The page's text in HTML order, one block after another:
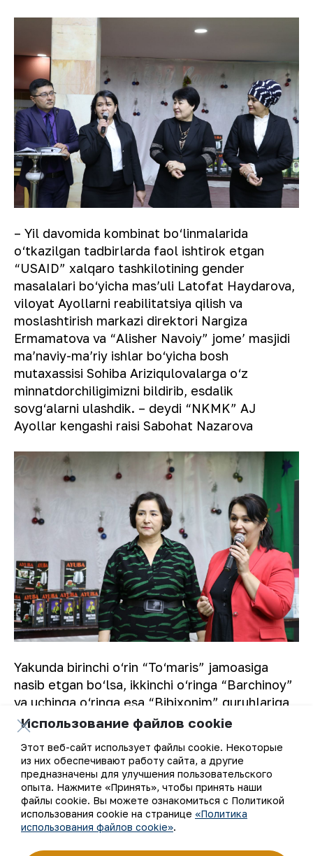
– Yil davomida kombinat bo‘linmalarida
o‘tkazilgan tadbirlarda faol ishtirok etgan
“USAID” xalqaro tashkilotining gender
masalalari bo‘yicha masʼuli Latofat Haydarova,
viloyat Ayollarni reabilitatsiya qilish va
moslashtirish markazi direktori Nargiza
Ermamatova va “Alisher Navoiy” jomeʼ masjidi
maʼnaviy-maʼriy ishlar bo‘yicha bosh
mutaxassisi Sohiba Ariziqulovalarga o‘z
minnatdorchiligimizni bildirib, esdalik
sovg‘alarni ulashdik. – deydi “NKMK” AJ
Ayollar kengashi raisi Sabohat Nazarova
Yakunda birinchi o‘rin “To‘maris” jamoasiga
nasib etgan bo‘lsa, ikkinchi o‘ringa “Barchinoy”
va uchinga o‘ringa esa “Bibixonim” guruhlariga
nasib etdi. Ishtirokchilarga diplom va esdalik
sovg‘alar topshirildi.
A.ZARIPOV
Использование файлов cookie
Этот веб-сайт использует файлы cookie. Некоторые
из них обеспечивают работу сайта, а другие
предназначены для улучшения пользовательского
опыта. Нажмите «Принять», чтобы принять наши
файлы cookie. Вы можете ознакомиться с Политикой
использования cookie на странице «Политика
использования файлов cookie».